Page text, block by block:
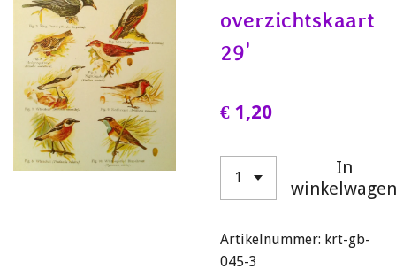
overzichtskaart
29'
€ 1,20
In
winkelwagen
Artikelnummer: krt-gb-
045-3